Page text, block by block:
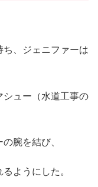
ち、ジェニファーは
シュー（水道工事の
腕を結び、
ようにした。